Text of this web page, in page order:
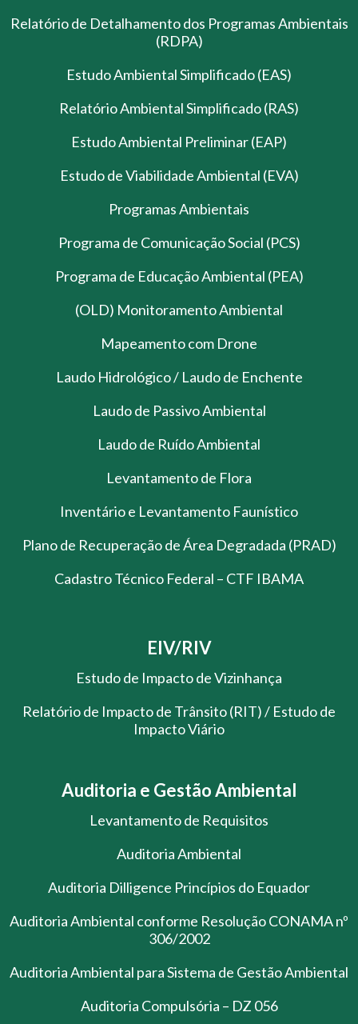
Relatório de Detalhamento dos Programas Ambientais
(RDPA)
Estudo Ambiental Simplificado (EAS)
Relatório Ambiental Simplificado (RAS)
Estudo Ambiental Preliminar (EAP)
Estudo de Viabilidade Ambiental (EVA)
Programas Ambientais
Programa de Comunicação Social (PCS)
Programa de Educação Ambiental (PEA)
(OLD) Monitoramento Ambiental
Mapeamento com Drone
Laudo Hidrológico / Laudo de Enchente
Laudo de Passivo Ambiental
Laudo de Ruído Ambiental
Levantamento de Flora
Inventário e Levantamento Faunístico
Plano de Recuperação de Área Degradada (PRAD)
Cadastro Técnico Federal – CTF IBAMA
EIV/RIV
Estudo de Impacto de Vizinhança
Relatório de Impacto de Trânsito (RIT) / Estudo de
Impacto Viário
Auditoria e Gestão Ambiental
Levantamento de Requisitos
Auditoria Ambiental
Auditoria Dilligence Princípios do Equador
Auditoria Ambiental conforme Resolução CONAMA nº
306/2002
Auditoria Ambiental para Sistema de Gestão Ambiental
Auditoria Compulsória – DZ 056